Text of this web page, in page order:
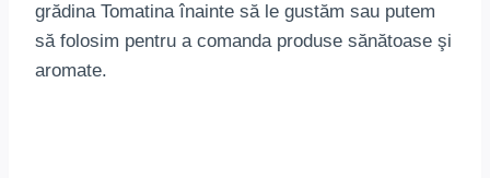
grădina Tomatina înainte să le gustăm sau putem
să folosim pentru a comanda produse sănătoase şi
aromate.